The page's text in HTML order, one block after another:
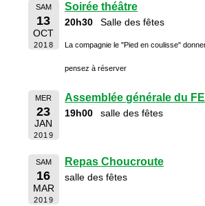
SAM
13
OCT
2018
Soirée théâtre
20h30 Salle des fêtes
La compagnie le "Pied en coulisse"
pensez à réserver
MER
23
JAN
2019
Assemblée générale du
19h00 salle des fêtes
SAM
16
MAR
2019
Repas Choucroute
salle des fêtes